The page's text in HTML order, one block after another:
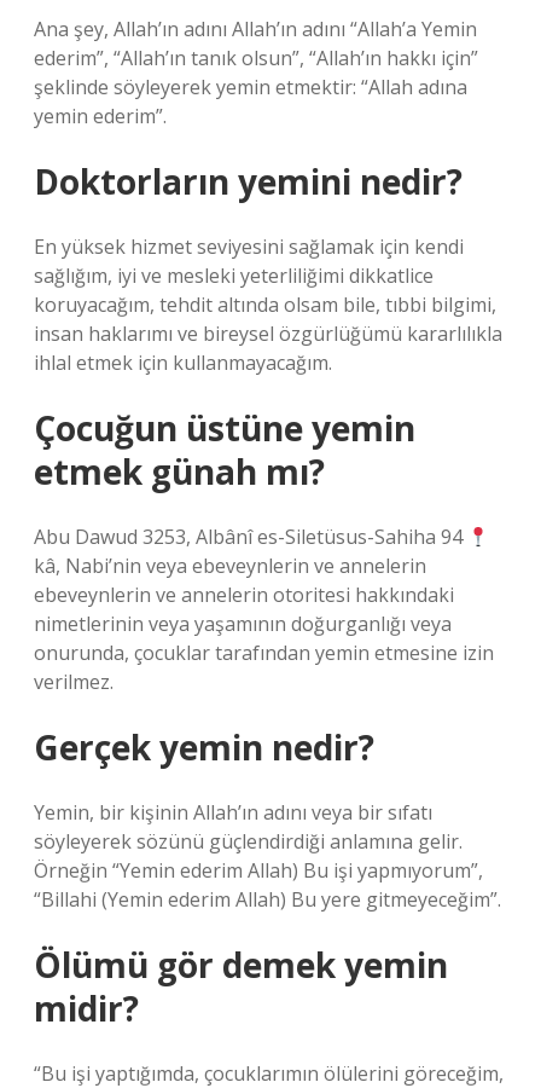
Ana şey, Allah’ın adını Allah’ın adını “Allah’a Yemin
ederim”, “Allah’ın tanık olsun”, “Allah’ın hakkı için”
şeklinde söyleyerek yemin etmektir: “Allah adına
yemin ederim”.
Doktorların yemini nedir?
En yüksek hizmet seviyesini sağlamak için kendi
sağlığım, iyi ve mesleki yeterliliğimi dikkatlice
koruyacağım, tehdit altında olsam bile, tıbbi bilgimi,
insan haklarımı ve bireysel özgürlüğümü kararlılıkla
ihlal etmek için kullanmayacağım.
Çocuğun üstüne yemin
etmek günah mı?
Abu Dawud 3253, Albânî es-Siletüsus-Sahiha 94
kâ, Nabi’nin veya ebeveynlerin ve annelerin
ebeveynlerin ve annelerin otoritesi hakkındaki
nimetlerinin veya yaşamının doğurganlığı veya
onurunda, çocuklar tarafından yemin etmesine izin
verilmez.
Gerçek yemin nedir?
Yemin, bir kişinin Allah’ın adını veya bir sıfatı
söyleyerek sözünü güçlendirdiği anlamına gelir.
Örneğin “Yemin ederim Allah) Bu işi yapmıyorum”,
“Billahi (Yemin ederim Allah) Bu yere gitmeyeceğim”.
Ölümü gör demek yemin
midir?
“Bu işi yaptığımda, çocuklarımın ölülerini göreceğim,